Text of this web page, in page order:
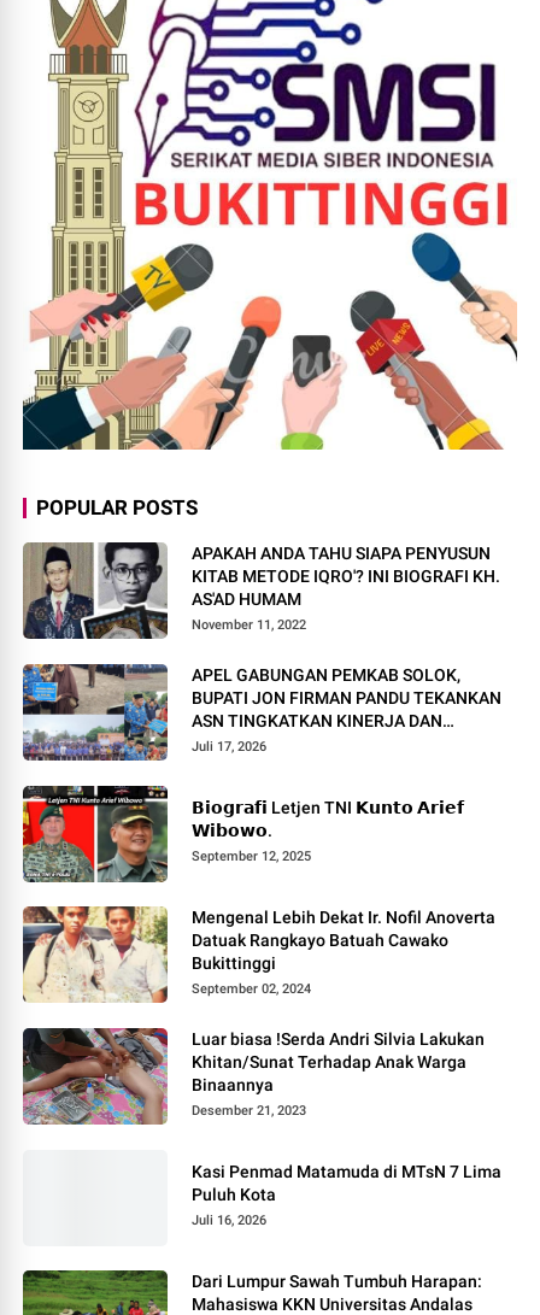
POPULAR POSTS
APAKAH ANDA TAHU SIAPA PENYUSUN
KITAB METODE IQRO'? INI BIOGRAFI KH.
AS'AD HUMAM
November 11, 2022
APEL GABUNGAN PEMKAB SOLOK,
BUPATI JON FIRMAN PANDU TEKANKAN
ASN TINGKATKAN KINERJA DAN
PELAYANAN MASYARAKAT.
Juli 17, 2026
𝗕𝗶𝗼𝗴𝗿𝗮𝗳𝗶 Letjen TNI 𝗞𝘂𝗻𝘁𝗼 𝗔𝗿𝗶𝗲𝗳
𝗪𝗶𝗯𝗼𝘄𝗼.
September 12, 2025
Mengenal Lebih Dekat Ir. Nofil Anoverta
Datuak Rangkayo Batuah Cawako
Bukittinggi
September 02, 2024
Luar biasa !Serda Andri Silvia Lakukan
Khitan/Sunat Terhadap Anak Warga
Binaannya
Desember 21, 2023
Kasi Penmad Matamuda di MTsN 7 Lima
Puluh Kota
Juli 16, 2026
Dari Lumpur Sawah Tumbuh Harapan:
Mahasiswa KKN Universitas Andalas